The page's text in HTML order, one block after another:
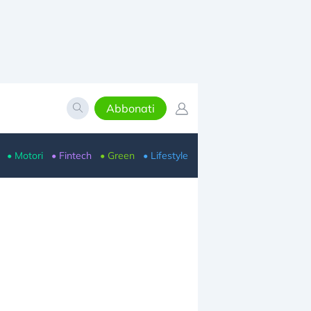
Abbonati
• Motori • Fintech • Green • Lifestyle